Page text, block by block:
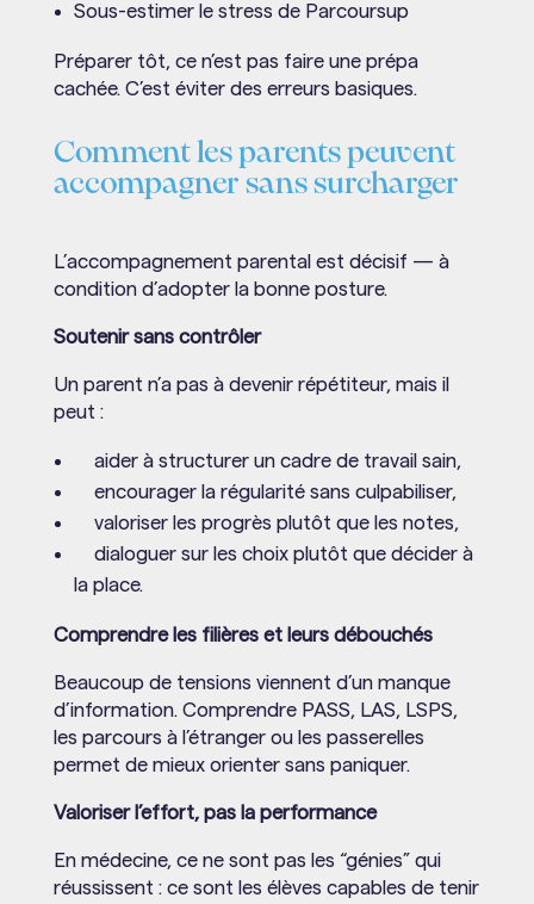
Sous-estimer le stress de Parcoursup
Préparer tôt, ce n’est pas faire une prépa
cachée. C’est éviter des erreurs basiques.
Comment les parents peuvent
accompagner sans surcharger
L’accompagnement parental est décisif — à
condition d’adopter la bonne posture.
Soutenir sans contrôler
Un parent n’a pas à devenir répétiteur, mais il
peut :
aider à structurer un cadre de travail sain,
encourager la régularité sans culpabiliser,
valoriser les progrès plutôt que les notes,
dialoguer sur les choix plutôt que décider à
la place.
Comprendre les filières et leurs débouchés
Beaucoup de tensions viennent d’un manque
d’information. Comprendre PASS, LAS, LSPS,
les parcours à l’étranger ou les passerelles
permet de mieux orienter sans paniquer.
Valoriser l’effort, pas la performance
En médecine, ce ne sont pas les “génies” qui
réussissent : ce sont les élèves capables de tenir